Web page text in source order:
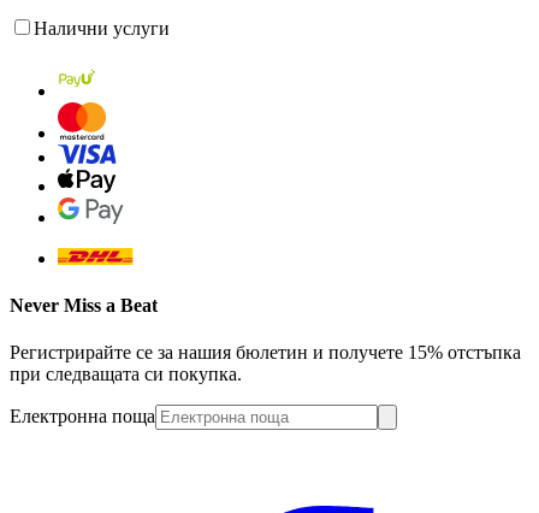
Налични услуги
Never Miss a Beat
Регистрирайте се за нашия бюлетин и получете 15% отстъпка
при следващата си покупка.
Електронна поща